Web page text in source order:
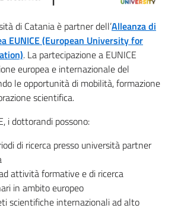
di Catania è partner dell’Alleanza di
EUNICE (European University for
. La partecipazione a EUNICE
europea e internazionale del
le opportunità di mobilità, formazione
scientifica.
i dottorandi possono:
di ricerca presso università partner
attività formative e di ricerca
in ambito europeo
scientifiche internazionali ad alto